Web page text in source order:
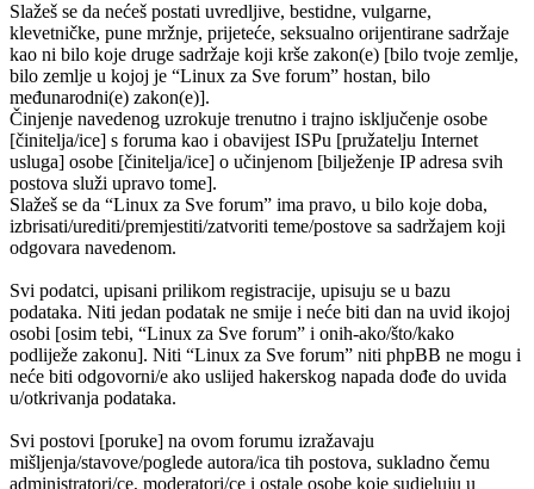
Slažeš se da nećeš postati uvredljive, bestidne, vulgarne,
klevetničke, pune mržnje, prijeteće, seksualno orijentirane sadržaje
kao ni bilo koje druge sadržaje koji krše zakon(e) [bilo tvoje zemlje,
bilo zemlje u kojoj je “Linux za Sve forum” hostan, bilo
međunarodni(e) zakon(e)].
Činjenje navedenog uzrokuje trenutno i trajno isključenje osobe
[činitelja/ice] s foruma kao i obavijest ISPu [pružatelju Internet
usluga] osobe [činitelja/ice] o učinjenom [bilježenje IP adresa svih
postova služi upravo tome].
Slažeš se da “Linux za Sve forum” ima pravo, u bilo koje doba,
izbrisati/urediti/premjestiti/zatvoriti teme/postove sa sadržajem koji
odgovara navedenom.
Svi podatci, upisani prilikom registracije, upisuju se u bazu
podataka. Niti jedan podatak ne smije i neće biti dan na uvid ikojoj
osobi [osim tebi, “Linux za Sve forum” i onih-ako/što/kako
podliježe zakonu]. Niti “Linux za Sve forum” niti phpBB ne mogu i
neće biti odgovorni/e ako uslijed hakerskog napada dođe do uvida
u/otkrivanja podataka.
Svi postovi [poruke] na ovom forumu izražavaju
mišljenja/stavove/poglede autora/ica tih postova, sukladno čemu
administratori/ce, moderatori/ce i ostale osobe koje sudjeluju u